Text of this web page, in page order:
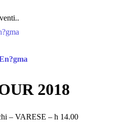
2018
– VARESE – h 14.00